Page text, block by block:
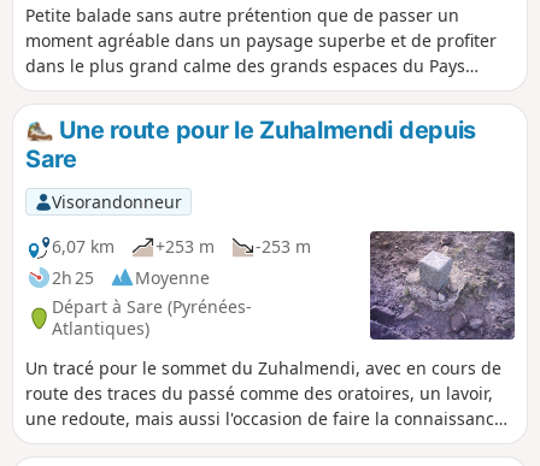
Petite balade sans autre prétention que de passer un
moment agréable dans un paysage superbe et de profiter
dans le plus grand calme des grands espaces du Pays
Basque.
Une route pour le Zuhalmendi depuis
Sare
Visorandonneur
6,07 km
+253 m
-253 m
2h 25
Moyenne
Départ à Sare (Pyrénées-
Atlantiques)
Un tracé pour le sommet du Zuhalmendi, avec en cours de
route des traces du passé comme des oratoires, un lavoir,
une redoute, mais aussi l'occasion de faire la connaissance
de l’élevage des porcs.